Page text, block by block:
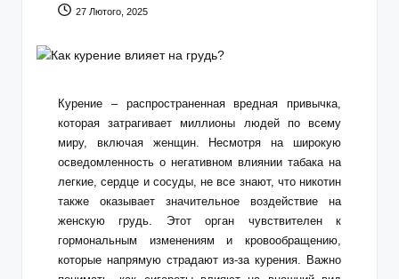
27 Лютого, 2025
Курение – распространенная вредная привычка,
которая затрагивает миллионы людей по всему
миру, включая женщин. Несмотря на широкую
осведомленность о негативном влиянии табака на
легкие, сердце и сосуды, не все знают, что никотин
также оказывает значительное воздействие на
женскую грудь. Этот орган чувствителен к
гормональным изменениям и кровообращению,
которые напрямую страдают из-за курения. Важно